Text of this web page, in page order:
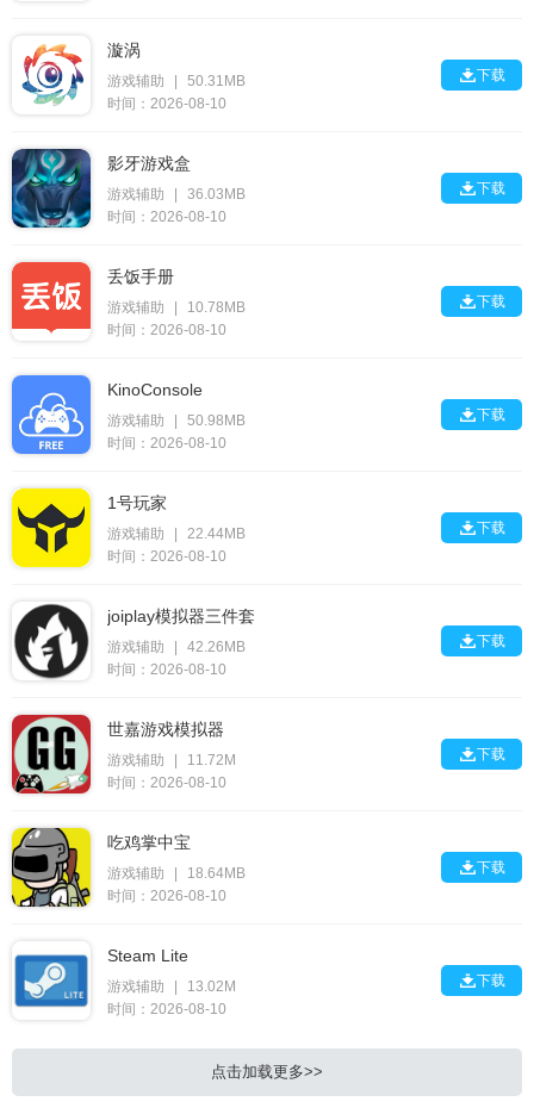
漩涡
游戏辅助
50.31MB
时间：2026-08-10
下载
影牙游戏盒
游戏辅助
36.03MB
时间：2026-08-10
下载
丢饭手册
游戏辅助
10.78MB
时间：2026-08-10
下载
KinoConsole
游戏辅助
50.98MB
时间：2026-08-10
下载
1号玩家
游戏辅助
22.44MB
时间：2026-08-10
下载
joiplay模拟器三件套
游戏辅助
42.26MB
时间：2026-08-10
下载
世嘉游戏模拟器
游戏辅助
11.72M
时间：2026-08-10
下载
吃鸡掌中宝
游戏辅助
18.64MB
时间：2026-08-10
下载
Steam Lite
游戏辅助
13.02M
时间：2026-08-10
下载
点击加载更多>>